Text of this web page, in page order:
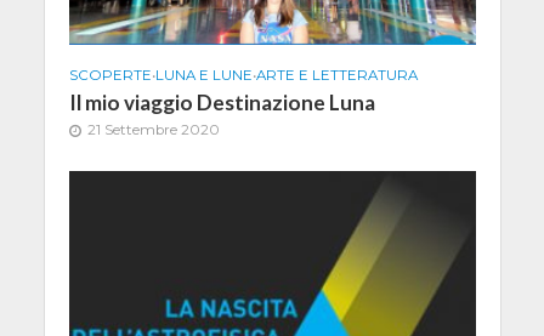
SCOPERTE•LUNA E LUNE•ARTE E LETTERATURA
Il mio viaggio Destinazione Luna
21 Settembre 2020